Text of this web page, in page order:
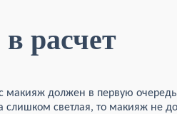
расчет
макияж должен в первую
слишком светлая, то макияж не